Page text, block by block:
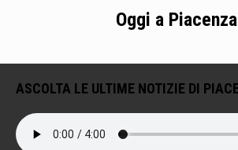
Oggi a Piacenza
ASCOLTA LE ULTIME NOTIZIE DI